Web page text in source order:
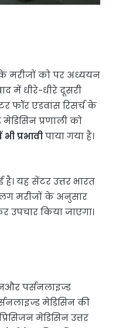
मरीजों को पर अध्ययन
में धीरे-धीरे दूसरी
फॉर एडवांस रिसर्च के
प्रणाली को
प्रभावीपाया गया है।
यह सेंटर उत्तर भारत
मरीजों के अनुसार
किया जाएगा।
पर्सनलाइज्ड
मेडिसिन की
मेडिसिन उत्तर